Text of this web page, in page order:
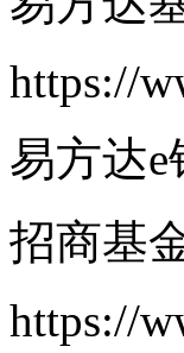
https://
易方达e
招商基
https://